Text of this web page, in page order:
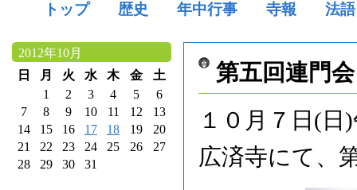
トップ 歴史 年中行事 寺報 法語
2012年10月
日
月 火 水 木 金
土
1
2 3 4 5
6
7
8 9 10 11 12
13
14
15 16 17 18 19
20
21
22 23 24 25 26
27
28
29 30 31
第五回連門会
１０月７日(
広済寺にて、